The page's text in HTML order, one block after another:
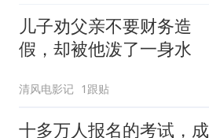
儿子劝父亲不要财务造
假，却被他泼了一身水
清风电影记 1跟贴
十多万人报名的考试，成